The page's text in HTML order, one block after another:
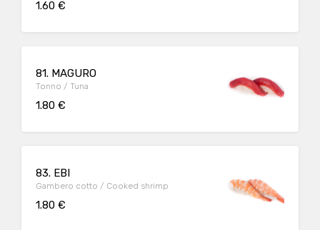
1.60 €
81. MAGURO
Tonno / Tuna
1.80 €
83. EBI
Gambero cotto / Cooked shrimp
1.80 €